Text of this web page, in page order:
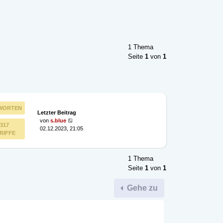
1 Thema
Seite 1 von 1
Letzter Beitrag
von s.blue
02.12.2023, 21:05
1 Thema
Seite 1 von 1
Gehe zu